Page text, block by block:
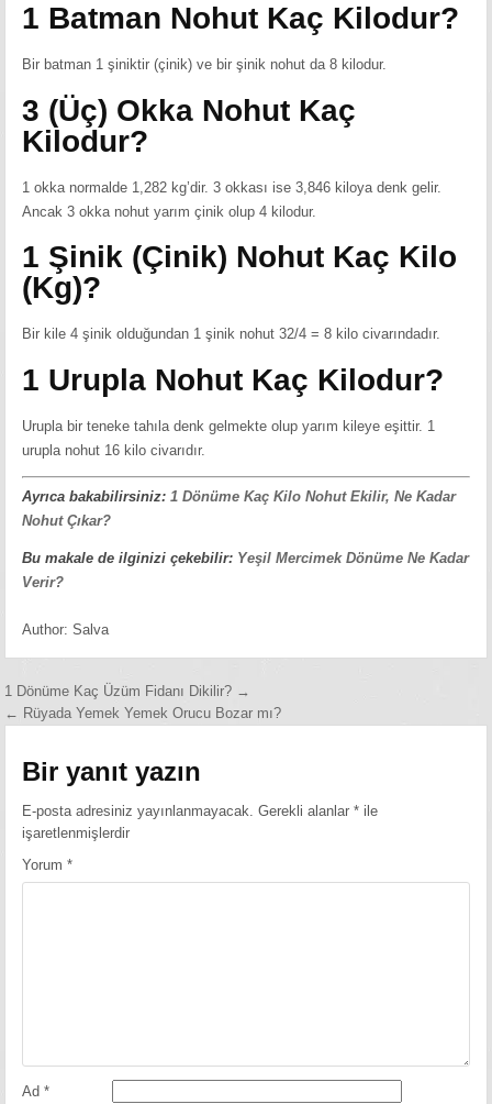
1 Batman Nohut Kaç Kilodur?
Bir batman 1 şiniktir (çinik) ve bir şinik nohut da 8 kilodur.
3 (Üç) Okka Nohut Kaç
Kilodur?
1 okka normalde 1,282 kg’dir. 3 okkası ise 3,846 kiloya denk gelir.
Ancak 3 okka nohut yarım çinik olup 4 kilodur.
1 Şinik (Çinik) Nohut Kaç Kilo
(Kg)?
Bir kile 4 şinik olduğundan 1 şinik nohut 32/4 = 8 kilo civarındadır.
1 Urupla Nohut Kaç Kilodur?
Urupla bir teneke tahıla denk gelmekte olup yarım kileye eşittir. 1
urupla nohut 16 kilo civarıdır.
Ayrıca bakabilirsiniz:1 Dönüme Kaç Kilo Nohut Ekilir, Ne Kadar
Nohut Çıkar?
Bu makale de ilginizi çekebilir: Yeşil Mercimek Dönüme Ne Kadar
Verir?
Author:Salva
Yazı
gezinmesi
1 Dönüme Kaç Üzüm Fidanı Dikilir? →
← Rüyada Yemek Yemek Orucu Bozar mı?
Bir yanıt yazın
E-posta adresiniz yayınlanmayacak. Gerekli alanlar* ile
işaretlenmişlerdir
Yorum*
Ad*